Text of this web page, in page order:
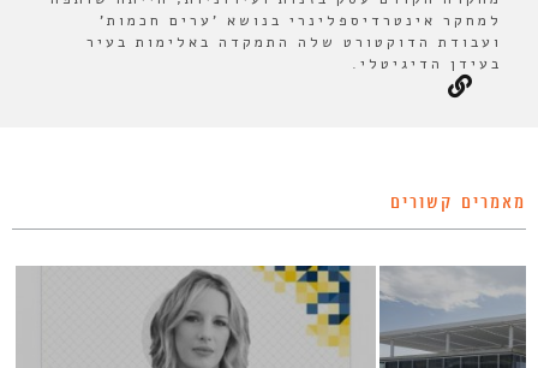
למחקר אינטרדיספלינרי בנושא 'ערים חכמות'
ועבודת הדוקטורט שלה התמקדה באלימות בעיר
בעידן הדיגיטלי.
מאמרים קשורים